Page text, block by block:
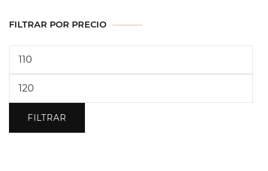
FILTRAR POR PRECIO
FILTRAR